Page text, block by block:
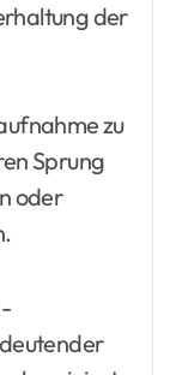
der
zu
Sprung
oder